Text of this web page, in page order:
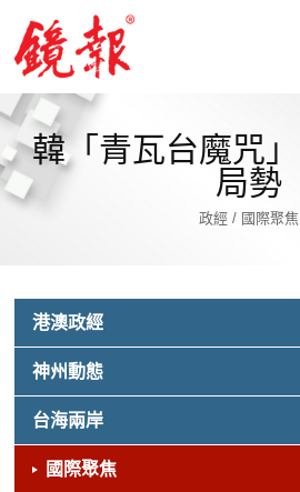
韓「青瓦台魔咒
局勢
政經 / 國際聚焦
港澳政經
神州動態
台海兩岸
國際聚焦